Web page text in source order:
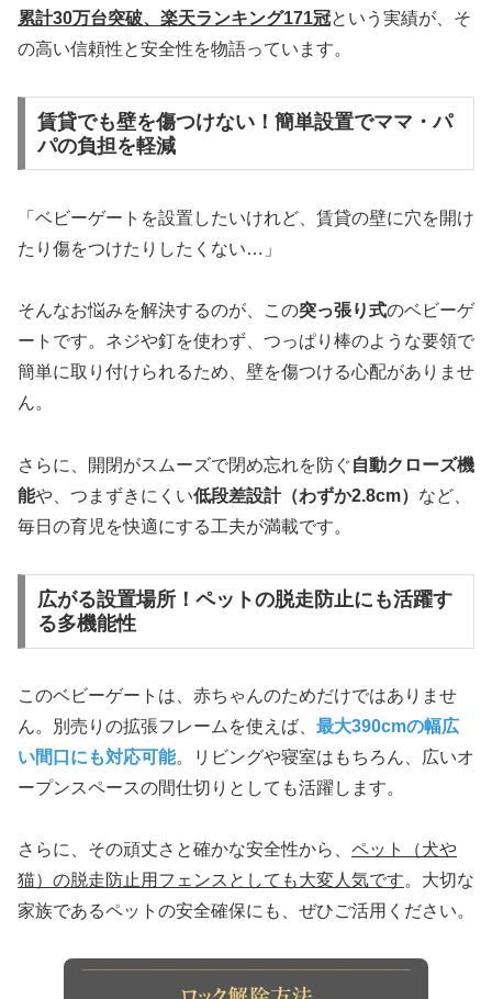
累計30万台突破、楽天ランキング171冠という実績が、そ
の高い信頼性と安全性を物語っています。
賃貸でも壁を傷つけない！簡単設置でママ・パ
パの負担を軽減
「ベビーゲートを設置したいけれど、賃貸の壁に穴を開け
たり傷をつけたりしたくない…」
そんなお悩みを解決するのが、この突っ張り式のベビーゲ
ートです。ネジや釘を使わず、つっぱり棒のような要領で
簡単に取り付けられるため、壁を傷つける心配がありませ
ん。
さらに、開閉がスムーズで閉め忘れを防ぐ自動クローズ機
能や、つまずきにくい低段差設計（わずか2.8cm） など、
毎日の育児を快適にする工夫が満載です。
広がる設置場所！ペットの脱走防止にも活躍す
る多機能性
このベビーゲートは、赤ちゃんのためだけではありませ
ん。別売りの拡張フレームを使えば、 最大390cmの幅広
い間口にも対応可能。リビングや寝室はもちろん、広いオ
ープンスペースの間仕切りとしても活躍します。
さらに、その頑丈さと確かな安全性から、 ペット（犬や
猫）の脱走防止用フェンスとしても大変人気です。大切な
家族であるペットの安全確保にも、ぜひご活用ください。